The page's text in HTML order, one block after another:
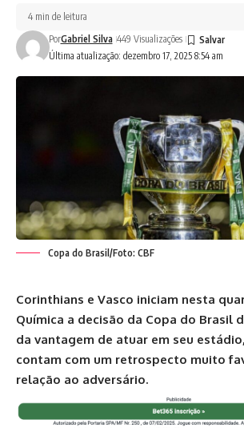
Última atualização: dezembro 17, 2025 8:54 am
PorGabriel Silva 449 Visualizações
4 min de leitura
Copa do Brasil/Foto: CBF
Corinthians e Vasco iniciam nesta
Química a decisão da Copa do Brasil
da vantagem de atuar em seu
contam com um retrospecto muito
relação ao adversário.